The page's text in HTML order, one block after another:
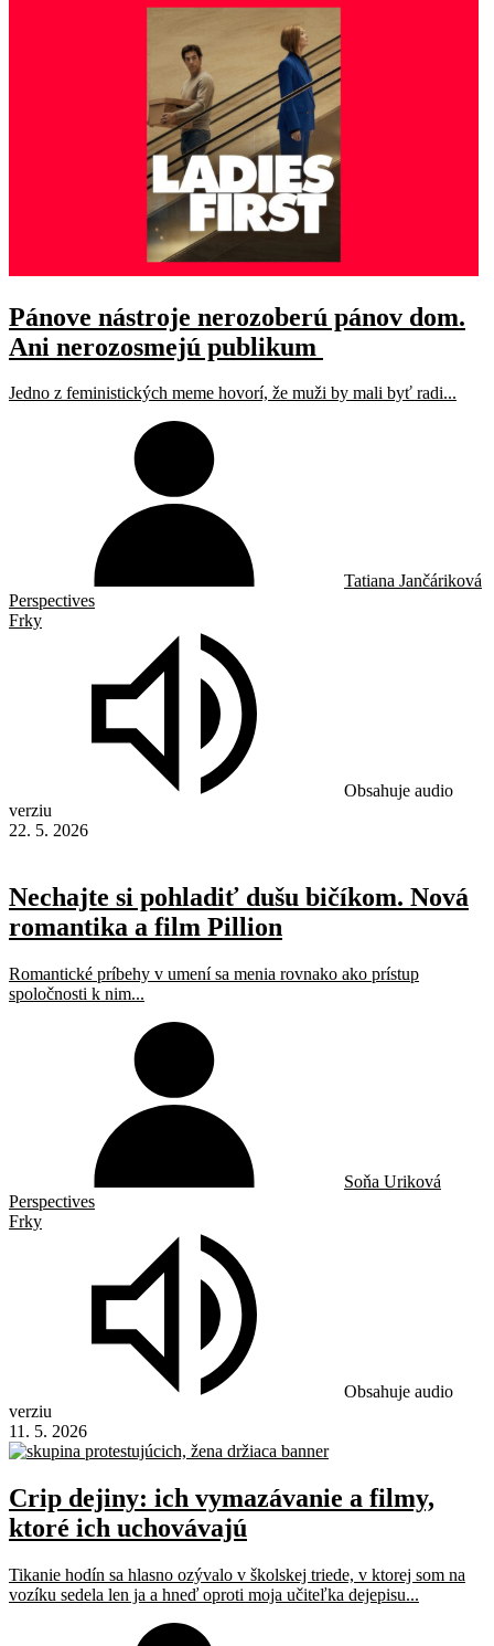
Pánove nástroje nerozoberú pánov dom.
Ani nerozosmejú publikum
Jedno z feministických meme hovorí, že muži by mali byť radi...
Tatiana Jančáriková
Perspectives
Frky
Obsahuje audio
verziu
22. 5. 2026
Nechajte si pohladiť dušu bičíkom. Nová
romantika a film Pillion
Romantické príbehy v umení sa menia rovnako ako prístup
spoločnosti k nim...
Soňa Uriková
Perspectives
Frky
Obsahuje audio
verziu
11. 5. 2026
Crip dejiny: ich vymazávanie a filmy,
ktoré ich uchovávajú
Tikanie hodín sa hlasno ozývalo v školskej triede, v ktorej som na
vozíku sedela len ja a hneď oproti moja učiteľka dejepisu...